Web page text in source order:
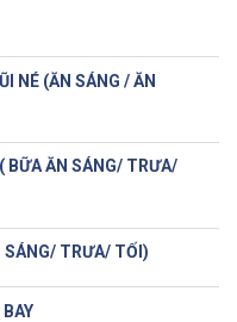
NÉ (ĂN SÁNG / ĂN
BỮA ĂN SÁNG/ TRƯA/
SÁNG/ TRƯA/ TỐI)